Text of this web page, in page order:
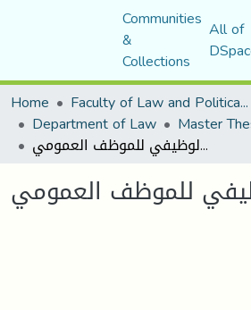
Communities
&
Collections
All of
Home
Faculty of Law and Political Science
Department of Law Master
الأداء الوظيفي للموظف العمومي
للموظف العمومي